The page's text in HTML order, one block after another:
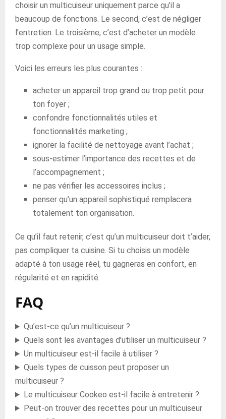
choisir un multicuiseur uniquement parce qu’il a
beaucoup de fonctions. Le second, c’est de négliger
l’entretien. Le troisième, c’est d’acheter un modèle
trop complexe pour un usage simple.
Voici les erreurs les plus courantes :
acheter un appareil trop grand ou trop petit pour
ton foyer ;
confondre fonctionnalités utiles et
fonctionnalités marketing ;
ignorer la facilité de nettoyage avant l’achat ;
sous-estimer l’importance des recettes et de
l’accompagnement ;
ne pas vérifier les accessoires inclus ;
penser qu’un appareil sophistiqué remplacera
totalement ton organisation.
Ce qu’il faut retenir, c’est qu’un multicuiseur doit t’aider,
pas compliquer ta cuisine. Si tu choisis un modèle
adapté à ton usage réel, tu gagneras en confort, en
régularité et en rapidité.
FAQ
Qu’est-ce qu’un multicuiseur ?
Quels sont les avantages d’utiliser un multicuiseur ?
Un multicuiseur est-il facile à utiliser ?
Quels types de cuisson peut proposer un
multicuiseur ?
Le multicuiseur Cookeo est-il facile à entretenir ?
Peut-on trouver des recettes pour un multicuiseur